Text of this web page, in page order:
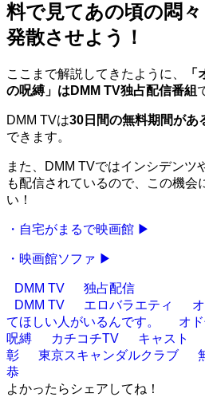
料で見てあの頃の悶
発散させよう！
ここまで解説してきたように、
の呪縛」はDMM TV独占配信番組
DMM TVは30日間の無料期間があ
できます。
また、DMM TVではインシデンツ
も配信されているので、この機会
い！
・自宅がまるで映画館 ▶
・映画館ソファ ▶
DMM TV
独占配信
DMM TV
エロバラエティ
てほしい人がいるんです。
オ
呪縛
カチコチTV キャスト
彰
東京スキャンダルクラブ
恭
よかったらシェアしてね！